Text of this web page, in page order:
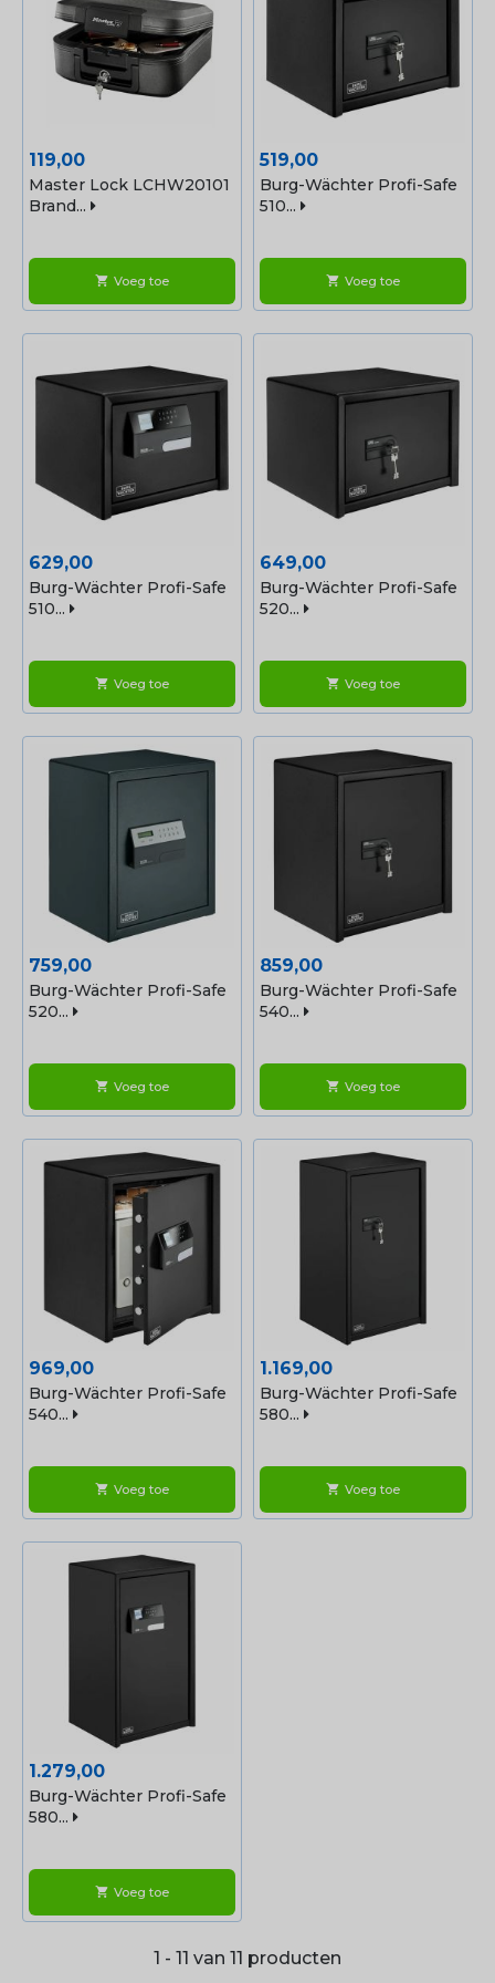
Prijs
119,00
Master Lock LCHW20101
Brand...
shopping_cart Voeg toe
Prijs
519,00
Burg-Wächter Profi-Safe
510...
shopping_cart Voeg toe
Prijs
629,00
Burg-Wächter Profi-Safe
510...
shopping_cart Voeg toe
Prijs
649,00
Burg-Wächter Profi-Safe
520...
shopping_cart Voeg toe
Prijs
759,00
Burg-Wächter Profi-Safe
520...
shopping_cart Voeg toe
Prijs
859,00
Burg-Wächter Profi-Safe
540...
shopping_cart Voeg toe
Prijs
969,00
Burg-Wächter Profi-Safe
540...
shopping_cart Voeg toe
Prijs
1.169,00
Burg-Wächter Profi-Safe
580...
shopping_cart Voeg toe
Prijs
1.279,00
Burg-Wächter Profi-Safe
580...
shopping_cart Voeg toe
1 - 11 van 11 producten